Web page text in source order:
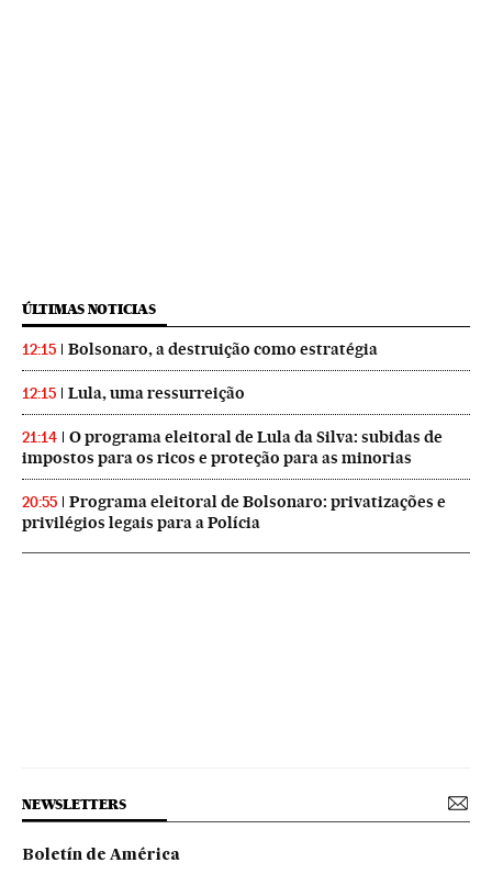
ÚLTIMAS NOTICIAS
12:15 Bolsonaro, a destruição como estratégia
12:15 Lula, uma ressurreição
21:14
O programa eleitoral de Lula da Silva: subidas de
impostos para os ricos e proteção para as minorias
20:55
Programa eleitoral de Bolsonaro: privatizações e
privilégios legais para a Polícia
NEWSLETTERS
Boletín de América